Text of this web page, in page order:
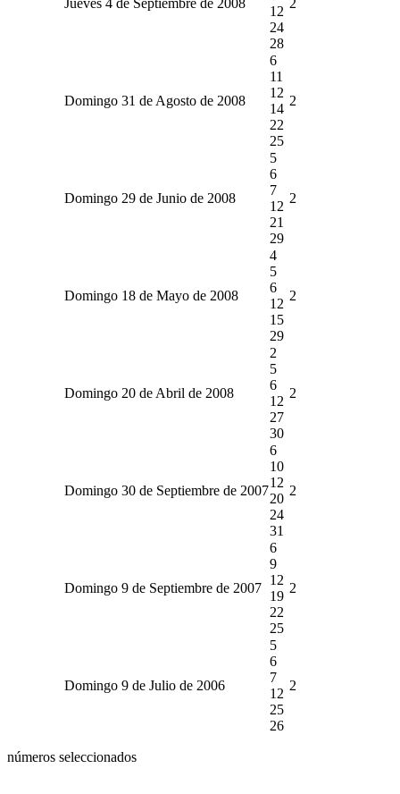
12
24
28
Domingo 31 de Agosto de 2008
6
11
12
14
22
25
2
Domingo 29 de Junio de 2008
5
6
7
12
21
29
2
Domingo 18 de Mayo de 2008
4
5
6
12
15
29
2
Domingo 20 de Abril de 2008
2
5
6
12
27
30
2
Domingo 30 de Septiembre de 2007
6
10
12
20
24
31
2
Domingo 9 de Septiembre de 2007
6
9
12
19
22
25
2
Domingo 9 de Julio de 2006
5
6
7
12
25
26
2
números seleccionados